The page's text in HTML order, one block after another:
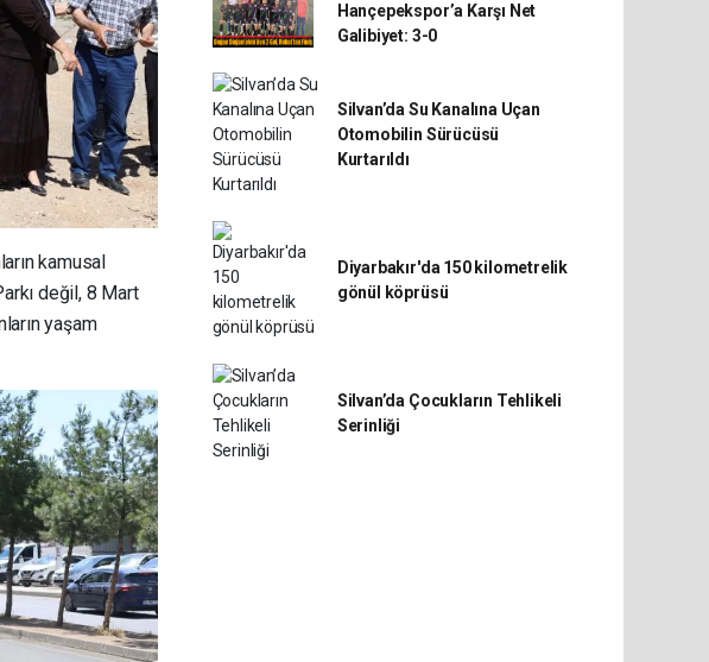
kamusal
değil, 8 Mart
yaşam
Hançepekspor’a Karşı Net
Galibiyet: 3-0
Silvan’da Su Kanalına Uçan
Otomobilin Sürücüsü
Kurtarıldı
Diyarbakır'da 150 kilometrelik
gönül köprüsü
Silvan’da Çocukların Tehlikeli
Serinliği